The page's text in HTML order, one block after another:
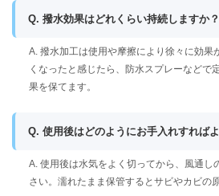
Q. 撥水効果はどれくらい持続しますか？
A. 撥水加工は使用や摩擦により徐々に効果
くなったと感じたら、防水スプレーなどで
果を保てます。
Q. 使用後はどのようにお手入れすれば
A. 使用後は水気をよく切ってから、風通し
さい。濡れたまま保管するとサビやカビの